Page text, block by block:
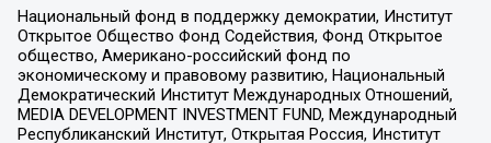
Национальный фонд в поддержку демократии, Институт
Открытое Общество Фонд Содействия, Фонд Открытое
общество, Американо-российский фонд по
экономическому и правовому развитию, Национальный
Демократический Институт Международных Отношений,
MEDIA DEVELOPMENT INVESTMENT FUND, Международный
Республиканский Институт, Открытая Россия, Институт